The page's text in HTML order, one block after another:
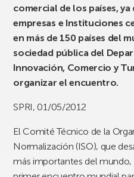
comercial de los países,
empresas e Instituciones
en más de 150 países del
sociedad pública del
Innovación, Comercio y
organizar el encuentro.
SPRI, 01/05/2012
El Comité Técnico de la
Normalización (ISO), que
más importantes del mundo,